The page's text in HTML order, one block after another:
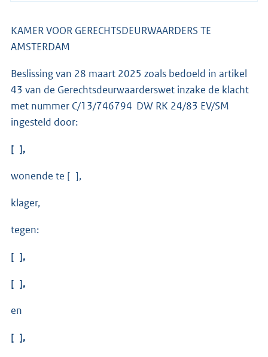
KAMER VOOR GERECHTSDEURWAARDERS TE
AMSTERDAM
Beslissing van 28 maart 2025 zoals bedoeld in artikel
43 van de Gerechtsdeurwaarderswet inzake de klacht
met nummer C/13/746794 DW RK 24/83 EV/SM
ingesteld door:
[ ],
wonende te [ ],
klager,
tegen:
[ ],
[ ],
en
[ ],